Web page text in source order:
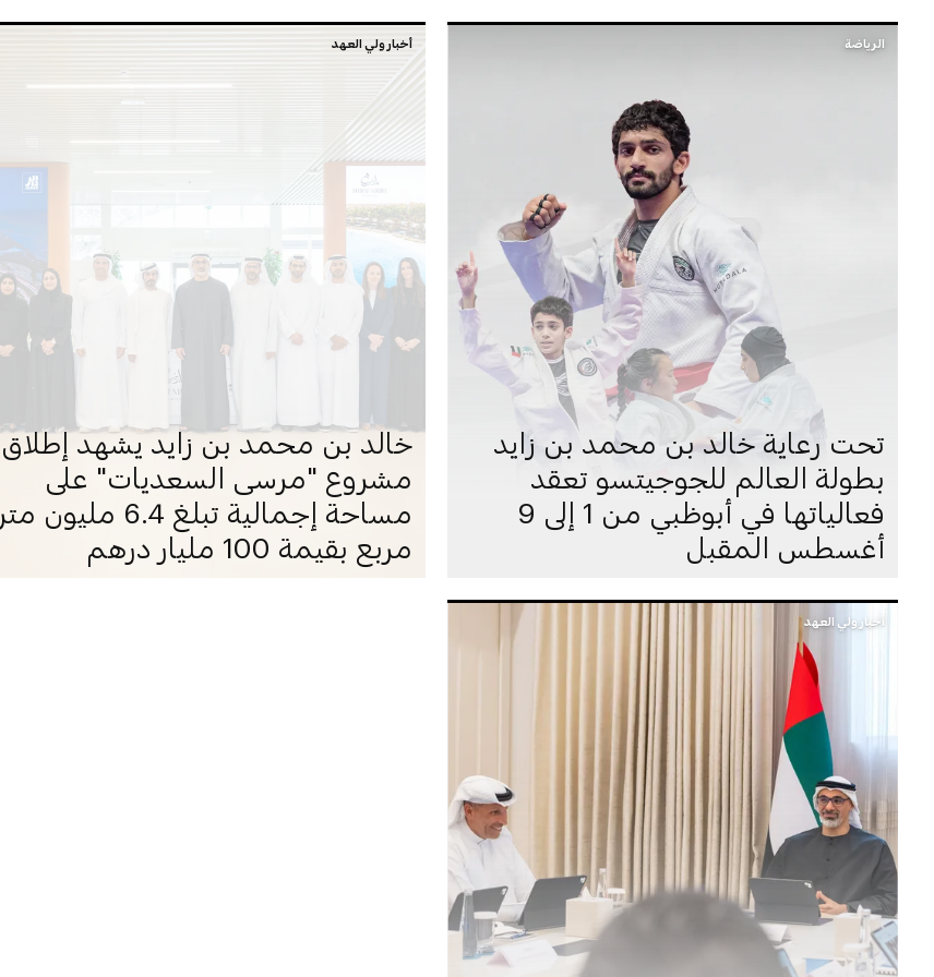
الرياضة
تحت رعاية خالد بن محمد بن زايد
بطولة العالم للجوجيتسو تعقد
فعالياتها في أبوظبي من 1 إلى 9
أغسطس المقبل
أخبار ولي العهد
خالد بن محمد بن زايد يشهد إطلاق
مشروع "مرسى السعديات" على
مساحة إجمالية تبلغ 6.4 مليون متر
مربع بقيمة 100 مليار درهم
أخبار ولي العهد